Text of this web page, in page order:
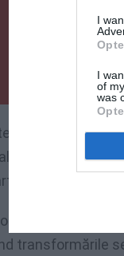
I
I
of
was
peste 120 de
României, din
contemporani.
relația
transformările